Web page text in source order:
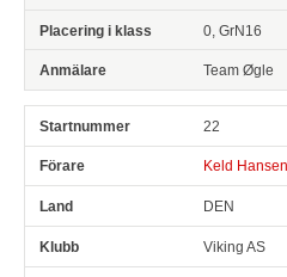
0, GrN16
Team Øgle
22
Keld Hansen
DEN
Viking AS